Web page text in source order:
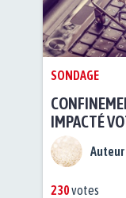
SONDAGE
IMPACTÉ
Auteur
230votes